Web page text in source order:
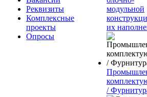
Реквизиты
Комплексные
проекты
Опросы
модульной
их
/